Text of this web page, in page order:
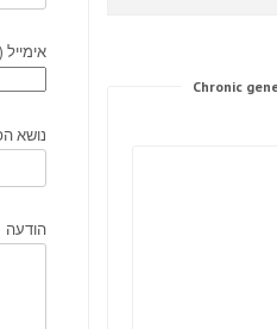
נושא
הודעה